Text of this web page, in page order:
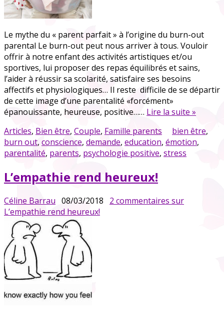
Le mythe du « parent parfait » à l’origine du burn-out
parental Le burn-out peut nous arriver à tous. Vouloir
offrir à notre enfant des activités artistiques et/ou
sportives, lui proposer des repas équilibrés et sains,
l’aider à réussir sa scolarité, satisfaire ses besoins
affectifs et physiologiques… Il reste difficile de se départir
de cette image d’une parentalité «forcément»
épanouissante, heureuse, positive…… Lire la suite »
Articles, Bien être, Couple, Famille parents bien être,
burn out, conscience, demande, education, émotion,
parentalité, parents, psychologie positive, stress
L’empathie rend heureux!
Céline Barrau 08/03/2018 2 commentaires sur
L’empathie rend heureux!